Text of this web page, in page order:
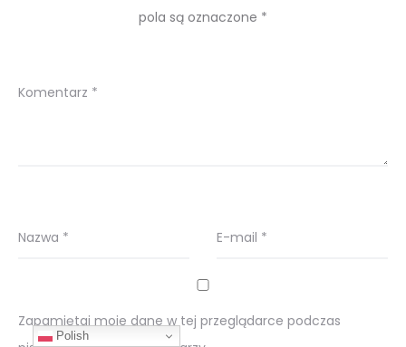
pola są oznaczone *
Komentarz *
Nazwa * E-mail *
Zapamiętaj moje dane w tej przeglądarce podczas
Polish